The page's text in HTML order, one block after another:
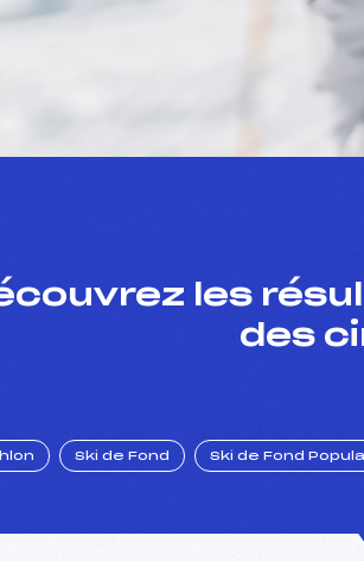
les
des
Ski de Fond Ski de Fond